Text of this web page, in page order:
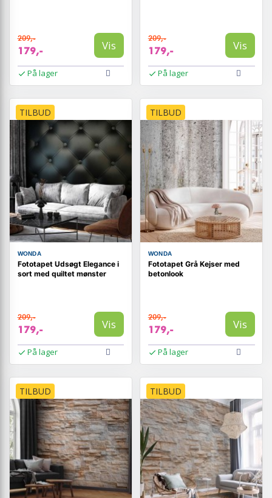
209,-
179,- Vis
På lager
209,-
179,- Vis
På lager
TILBUD
WONDA
Fototapet Udsøgt Elegance i
sort med quiltet mønster
209,-
179,- Vis
På lager
TILBUD
WONDA
Fototapet Grå Kejser med
betonlook
209,-
179,- Vis
På lager
TILBUD TILBUD